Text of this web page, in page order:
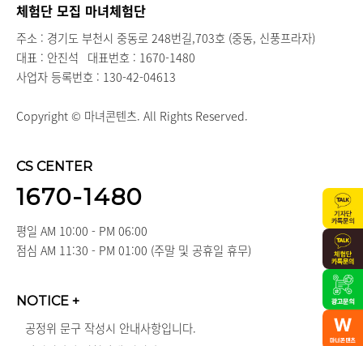
체험단 모집 마녀체험단
주소 : 경기도 부천시 중동로 248번길,703호 (중동, 신풍프라자)
대표 : 안진석 대표번호 : 1670-1480
사업자 등록번호 : 130-42-04613
Copyright © 마녀콘텐츠. All Rights Reserved.
CS CENTER
1670-1480
평일 AM 10:00 - PM 06:00
점심 AM 11:30 - PM 01:00 (주말 및 공휴일 휴무)
NOTICE +
공정위 문구 작성시 안내사항입니다.